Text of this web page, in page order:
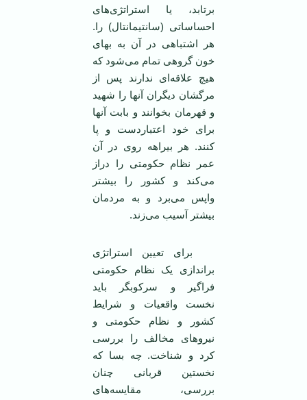
برتابد، یا استراتژی‌های
احساساتی (سانتیمانتال) را.
هر اشتباهی در آن به بهای
خون گروهی تمام می‌شود که
هیچ علاقه‌ای ندارند پس از
مرگشان دیگران آنها را شهید
و قهرمان بخوانند و بابت آنها
برای خود اعتباردست و پا
کنند. هر بیراهه روی در آن
عمر نظام حکومتی را دراز
می‌کند و کشور را بیشتر
واپس می‌برد و به مردمان
بیشتر آسیب می‌زند.
برای تعیین استراتژی
براندازی یک نظام حکومتی
فراگیر و سرکوبگر باید
نخست واقعیات و شرایط
کشور و نظام حکومتی و
نیروهای مخالف را بررسی
کرد و شناخت. چه بسا که
نخستین قربانی چنان
بررسی، مقایسه‌های